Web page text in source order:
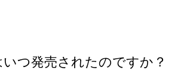
つ発売されたのですか？